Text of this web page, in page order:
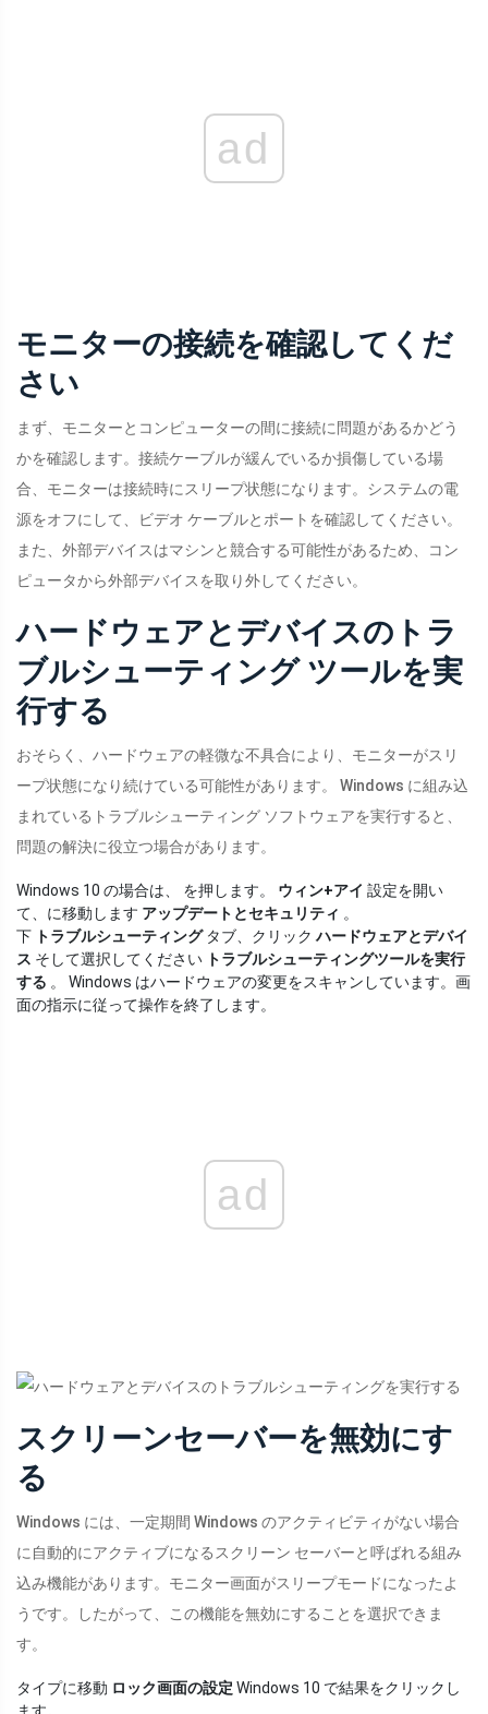
ad
モニターの接続を確認してくだ
さい
まず、モニターとコンピューターの間に接続に問題があるかどう
かを確認します。接続ケーブルが緩んでいるか損傷している場
合、モニターは接続時にスリープ状態になります。システムの電
源をオフにして、ビデオ ケーブルとポートを確認してください。
また、外部デバイスはマシンと競合する可能性があるため、コン
ピュータから外部デバイスを取り外してください。
ハードウェアとデバイスのトラ
ブルシューティング ツールを実
行する
おそらく、ハードウェアの軽微な不具合により、モニターがスリ
ープ状態になり続けている可能性があります。 Windows に組み込
まれているトラブルシューティング ソフトウェアを実行すると、
問題の解決に役立つ場合があります。
Windows 10 の場合は、 を押します。 ウィン+アイ 設定を開い
て、に移動します アップデートとセキュリティ 。
下 トラブルシューティングタブ、クリックハードウェアとデバイ
ス そして選択してください トラブルシューティングツールを実行
する 。 Windows はハードウェアの変更をスキャンしています。画
面の指示に従って操作を終了します。
ad
スクリーンセーバーを無効にす
る
Windows には、一定期間 Windows のアクティビティがない場合
に自動的にアクティブになるスクリーン セーバーと呼ばれる組み
込み機能があります。モニター画面がスリープモードになったよ
うです。したがって、この機能を無効にすることを選択できま
す。
タイプに移動 ロック画面の設定 Windows 10 で結果をクリックし